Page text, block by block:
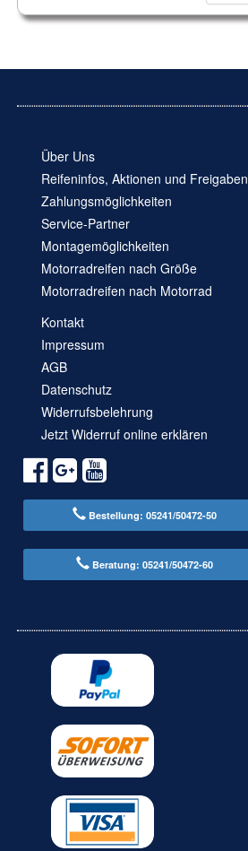
Über Uns
Reifeninfos, Aktionen und Freigaben
Zahlungsmöglichkeiten
Service-Partner
Montagemöglichkeiten
Motorradreifen nach Größe
Motorradreifen nach Motorrad
Kontakt
Impressum
AGB
Datenschutz
Widerrufsbelehrung
Jetzt Widerruf online erklären
Bestellung: 05241/50472-50
Beratung: 05241/50472-60